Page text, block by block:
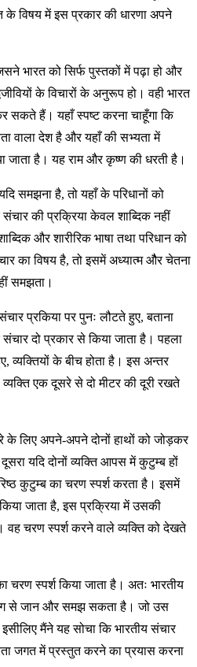
के विषय में इस प्रकार की धारणा अपने
भारत को सिर्फ पुस्तकों में पढ़ा हो और
के विचारों के अनुरूप हो। वही भारत
सकते हैं। यहाँ स्पष्ट करना चाहूँगा कि
वाला देश है और यहाँ की सभ्यता में
जाता है। यह राम और कृष्ण की धरती है।
समझना है, तो यहाँ के परिधानों को
की प्रक्रिया केवल शाब्दिक नहीं
और शारीरिक भाषा तथा परिधान को
का विषय है, तो इसमें अध्यात्म औैर चेतना
समझता।
प्रकिया पर पुनः लौटते हुए, बताना
दो प्रकार से किया जाता है। पहला
व्यक्तियों के बीच होता है। इस अन्तर
एक दूसरे से दो मीटर की दूरी रखते
के लिए अपने-अपने दोनों हाथों को जोड़कर
यदि दोनों व्यक्ति आपस में कुटुम्ब हों
कुटुम्ब का चरण स्पर्श करता है। इसमें
जाता है, इस प्रक्रिया में उसकी
वह चरण स्पर्श करने वाले व्यक्ति को देखते
स्पर्श किया जाता है। अतः भारतीय
से जान और समझ सकता है। जो उस
मैंने यह सोचा कि भारतीय संचार
जगत में प्रस्तुत करने का प्रयास करना